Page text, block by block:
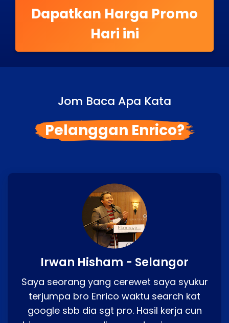
Dapatkan Harga Promo
Hari ini
Jom Baca Apa Kata
Pelanggan Enrico?
Irwan Hisham - Selangor
Saya seorang yang cerewet saya syukur
terjumpa bro Enrico waktu search kat
google sbb dia sgt pro. Hasil kerja cun